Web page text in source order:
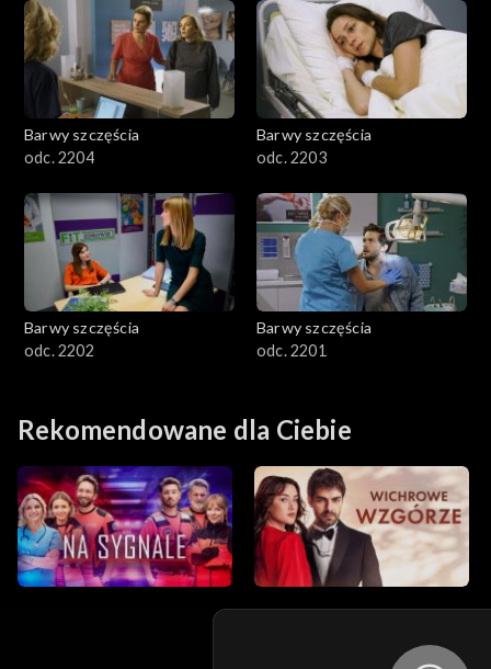
Barwy szczęścia
odc. 2204
Barwy szczęścia
odc. 2203
Barwy szczęścia
odc. 2202
Barwy szczęścia
odc. 2201
Rekomendowane dla Ciebie